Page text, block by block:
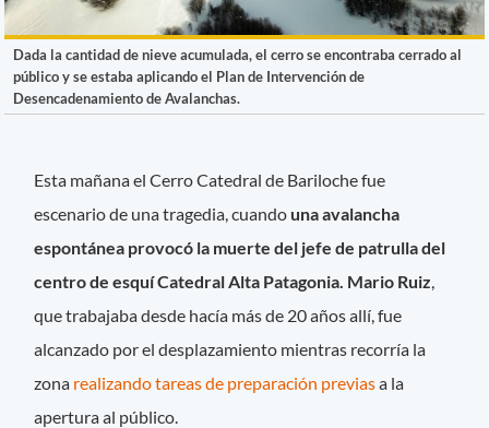
Dada la cantidad de nieve acumulada, el cerro se encontraba cerrado al
público y se estaba aplicando el Plan de Intervención de
Desencadenamiento de Avalanchas.
Esta mañana el Cerro Catedral de Bariloche fue
escenario de una tragedia, cuando una avalancha
espontánea provocó la muerte del jefe de patrulla del
centro de esquí Catedral Alta Patagonia. Mario Ruiz
que trabajaba desde hacía más de 20 años allí, fue
alcanzado por el desplazamiento mientras recorría la
zona realizando tareas de preparación previasa la
apertura al público.